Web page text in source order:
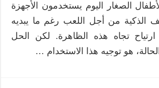
الصغار اليوم يستخدمون الأجهزة
الذكية من أجل اللعب رغم ما يبديه
ارتياح تجاه هذه الظاهرة. لكن الحل
هو توجيه هذا الاستخدام …